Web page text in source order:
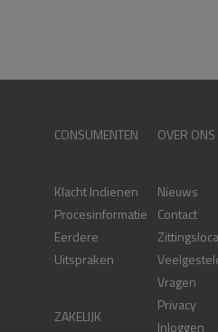
CONSUMENTEN
Klacht Indienen
Procesinformatie
Eerdere
Uitspraken
ZAKELIJK
OVER ONS
Nieuws
Contact
Vragen
Privacy
Inloggen